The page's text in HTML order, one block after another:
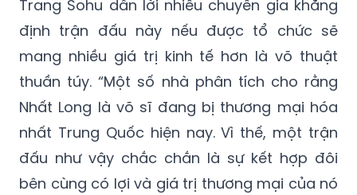
Trang Sohu dẫn lời nhiều chuyên gia khẳng
định trận đấu này nếu được tổ chức sẽ
mang nhiều giá trị kinh tế hơn là võ thuật
thuần túy. “Một số nhà phân tích cho rằng
Nhất Long là võ sĩ đang bị thương mại hóa
nhất Trung Quốc hiện nay. Vì thế, một trận
đấu như vậy chắc chắn là sự kết hợp đôi
bên cùng có lợi và giá trị thương mại của nó